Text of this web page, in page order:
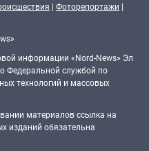
| Фоторепортажи |
информации «Nord-News» Эл
Федеральной службой по
технологий и массовых
материалов ссылка на
изданий обязательна